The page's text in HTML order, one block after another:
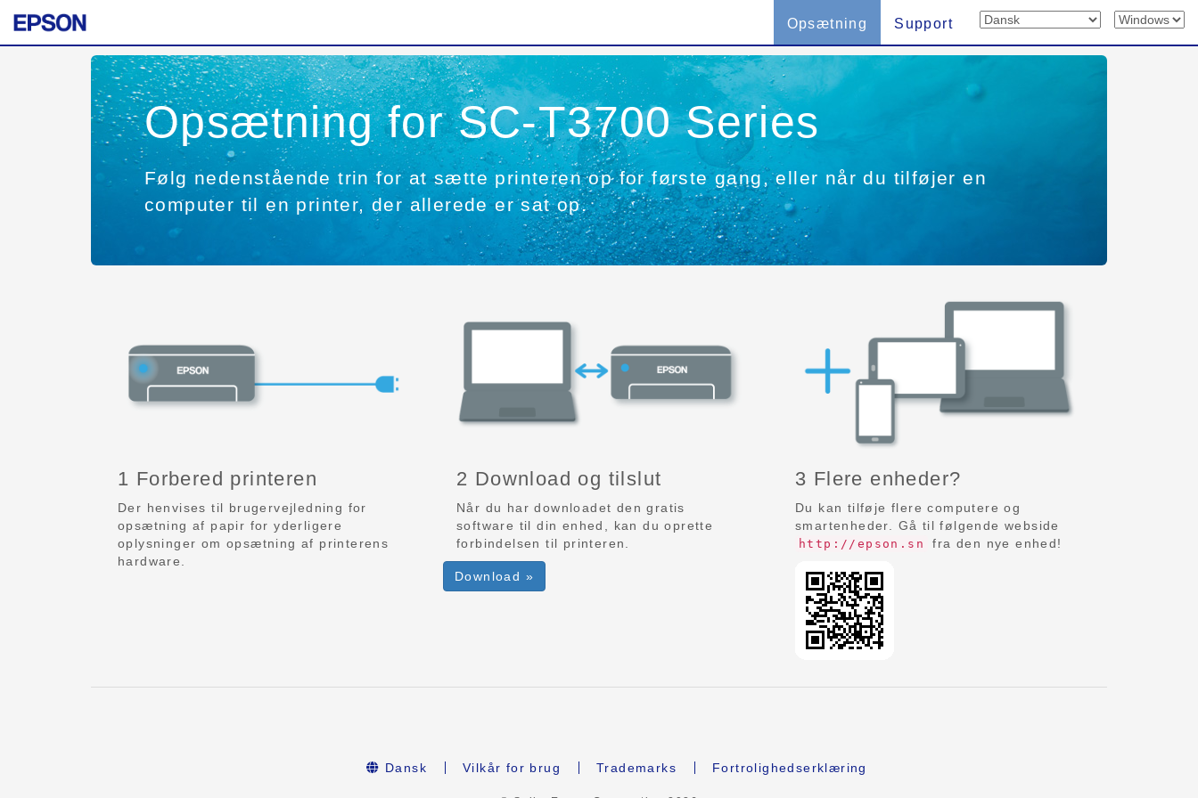
Opsætning Support
Opsætning for SC-T3700 Series
Følg nedenstående trin for at sætte printeren op for første gang, eller når du tilføjer en
computer til en printer, der allerede er sat op.
1 Forbered printeren
Der henvises til brugervejledning for
opsætning af papir for yderligere
oplysninger om opsætning af printerens
hardware.
2 Download og tilslut
Når du har downloadet den gratis
software til din enhed, kan du oprette
forbindelsen til printeren.
Download »
3 Flere enheder?
Du kan tilføje flere computere og
smartenheder. Gå til følgende webside
http://epson.sn fra den nye enhed!
Dansk Vilkår for brug Trademarks Fortrolighedserklæring